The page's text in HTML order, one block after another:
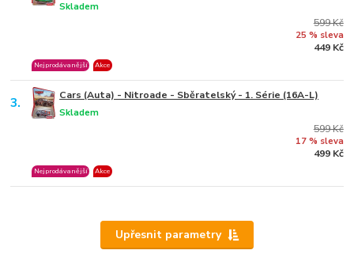
Skladem
Nejprodávanější Akce
599 Kč
25 % sleva
449 Kč
3. Cars (Auta) - Nitroade - Sběratelský - 1. Série (16A-L)
Skladem
Nejprodávanější Akce
599 Kč
17 % sleva
499 Kč
Upřesnit parametry